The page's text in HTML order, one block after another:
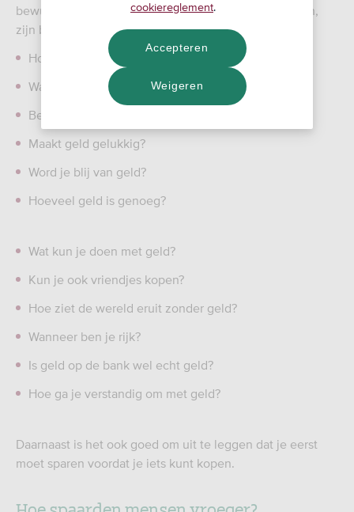
bewustzijn van geld. Vragen die je zou kunnen stellen,
zijn bijvoorbeeld:
Hoe kom je aan geld?
Wat zou je doen als je xx euro had?
Ben je gelukkig als je veel geld hebt?
Maakt geld gelukkig?
Word je blij van geld?
Hoeveel geld is genoeg?
Wat kun je doen met geld?
Kun je ook vriendjes kopen?
Hoe ziet de wereld eruit zonder geld?
Wanneer ben je rijk?
Is geld op de bank wel echt geld?
Hoe ga je verstandig om met geld?
Daarnaast is het ook goed om uit te leggen dat je eerst
moet sparen voordat je iets kunt kopen.
cookiereglement.
Weigeren
Accepteren